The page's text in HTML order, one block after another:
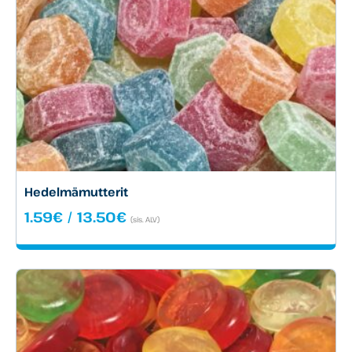
Hedelmämutterit
1.59€ / 13.50€Hintaluokka:
-
(sis. ALV)